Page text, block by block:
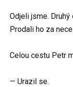
Odjeli jsme.
Prodali ho za
Celou cestu Petr
— Urazil se.